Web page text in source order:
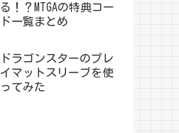
る！？MTGAの特典コー
ド一覧まとめ
ドラゴンスターのプレ
イマットスリーブを使
ってみた